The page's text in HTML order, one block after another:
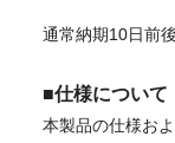
通常納期10日前
■仕様について
本製品の仕様お